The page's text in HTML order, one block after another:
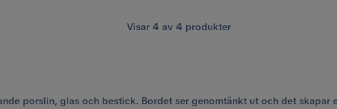
Visar 4 av 4 produkter
porslin, glas och bestick. Bordet ser genomtänkt ut och det skapar